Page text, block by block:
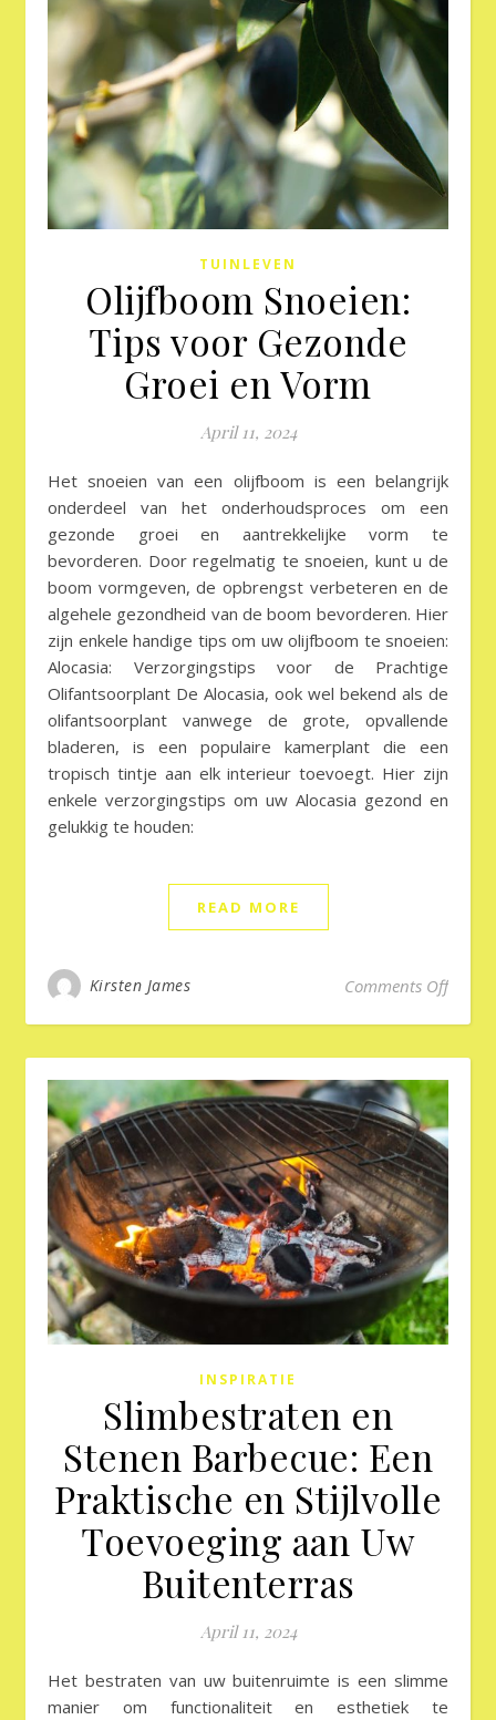
TUINLEVEN
Olijfboom Snoeien:
Tips voor Gezonde
Groei en Vorm
April 11, 2024
Het snoeien van een olijfboom is een belangrijk
onderdeel van het onderhoudsproces om een
gezonde groei en aantrekkelijke vorm te
bevorderen. Door regelmatig te snoeien, kunt u de
boom vormgeven, de opbrengst verbeteren en de
algehele gezondheid van de boom bevorderen. Hier
zijn enkele handige tips om uw olijfboom te snoeien:
Alocasia: Verzorgingstips voor de Prachtige
Olifantsoorplant De Alocasia, ook wel bekend als de
olifantsoorplant vanwege de grote, opvallende
bladeren, is een populaire kamerplant die een
tropisch tintje aan elk interieur toevoegt. Hier zijn
enkele verzorgingstips om uw Alocasia gezond en
gelukkig te houden:
READ MORE
Kirsten James Comments Offon
INSPIRATIE
Slimbestraten en
Stenen Barbecue: Een
Praktische en Stijlvolle
Toevoeging aan Uw
Buitenterras
April 11, 2024
Het bestraten van uw buitenruimte is een slimme
manier om functionaliteit en esthetiek te